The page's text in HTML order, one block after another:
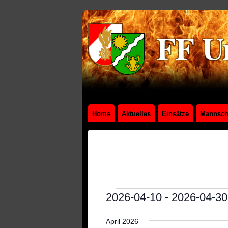
Home Aktuelles Einsätze
Veranstaltungen
2026-04-10 - 2026-04-30
wählen.
April 2026